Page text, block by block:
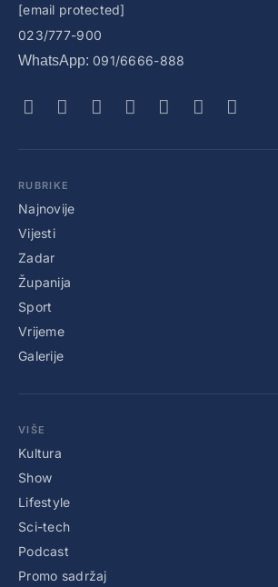
[email protected]
023/777-900
WhatsApp: 091/6666-888
RUBRIKE
Najnovije
Vijesti
Zadar
Županija
Sport
Vrijeme
Galerije
VIŠE
Kultura
Show
Lifestyle
Sci-tech
Podcast
Promo sadržaj